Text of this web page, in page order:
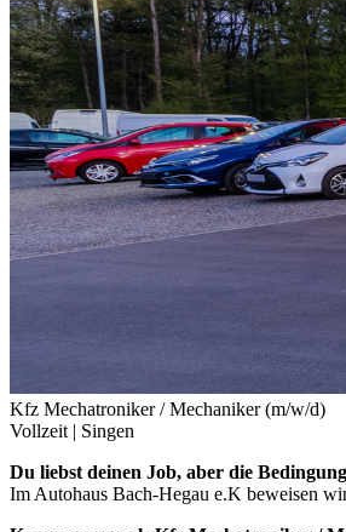
Kfz Mechatroniker / Mechaniker (m/w/d)
Vollzeit | Singen
Du liebst deinen Job, aber die
Im Autohaus Bach-Hegau e.K beweisen